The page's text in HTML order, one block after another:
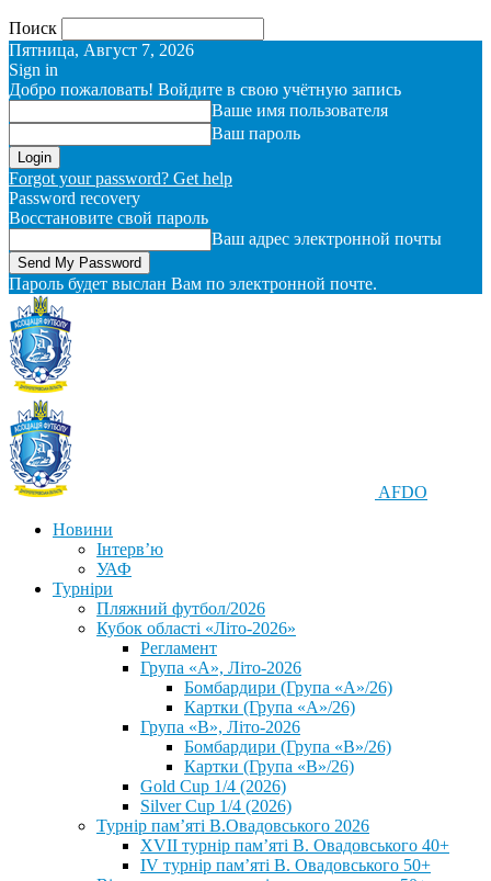
Поиск
Пятница, Август 7, 2026
Sign in
Добро пожаловать! Войдите в свою учётную запись
Ваше имя пользователя
Ваш пароль
Forgot your password? Get help
Password recovery
Восстановите свой пароль
Ваш адрес электронной почты
Пароль будет выслан Вам по электронной почте.
AFDO
Новини
Інтерв’ю
УАФ
Турніри
Пляжний футбол/2026
Кубок області «Літо-2026»
Регламент
Група «А», Літо-2026
Бомбардири (Група «А»/26)
Картки (Група «А»/26)
Група «В», Літо-2026
Бомбардири (Група «В»/26)
Картки (Група «В»/26)
Gold Cup 1/4 (2026)
Silver Cup 1/4 (2026)
Турнір пам’яті В.Овадовського 2026
XVII турнір пам’яті В. Овадовського 40+
IV турнір пам’яті В. Овадовського 50+